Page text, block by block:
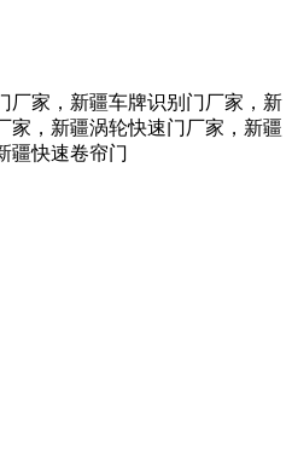
厂家，新疆车牌识别门厂家，新
家 ，新疆涡轮快速门厂家 ，新疆
疆快速卷帘门